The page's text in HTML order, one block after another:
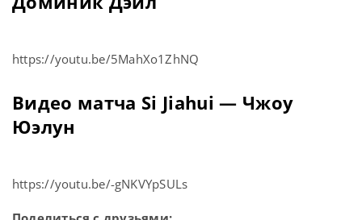
https://youtu.be/5MahXo1ZhNQ
Видео матча Si Jiahui — Чжоу
Юэлун
https://youtu.be/-gNKVYpSULs